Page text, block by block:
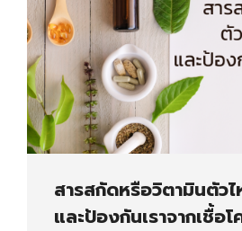
สารสกัดหรือวิตามินตัว
และป้องกันเราจากเชื้อ